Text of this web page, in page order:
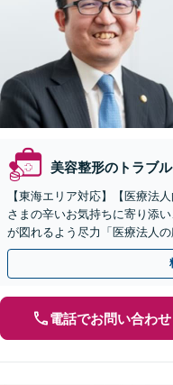
美容整形のトラブル
【東海エリア対応】【医療法
さまの辛いお気持ちに寄り添
が図れるよう尽力「医療法人
故など、介護事故のご相談も
電話でお問い合わせ